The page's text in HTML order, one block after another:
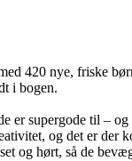
420 nye, friske
i bogen.
supergode til – og
og det er der
og hørt, så de